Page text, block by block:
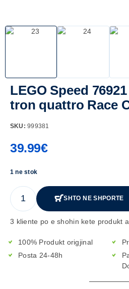
LEGO Speed
tron quattro Race
SKU:999381
39.99€
1 ne stok
SHTO NE SHPORTE
3 kliente po e shohin kete produkt
100% Produkt origjinal
Posta 24-48h